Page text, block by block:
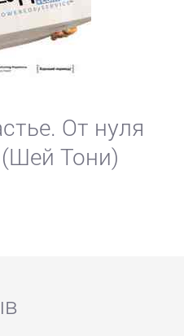
От нуля
Тони)